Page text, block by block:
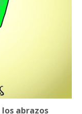
los abrazos